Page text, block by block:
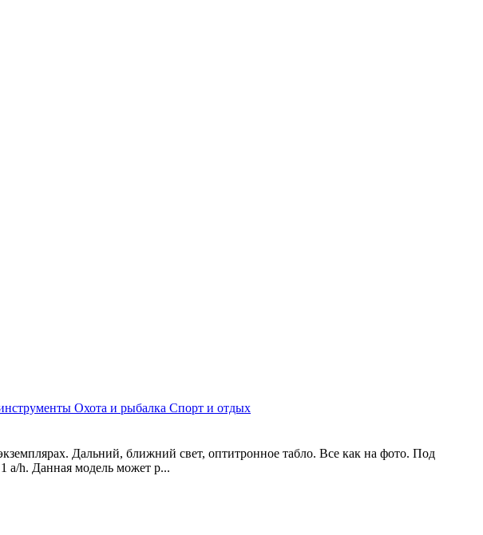
Охота и рыбалка Спорт и отдых
Дальний, ближний свет, оптитронное табло. Все как на фото. Под
a/h. Данная модель может р...